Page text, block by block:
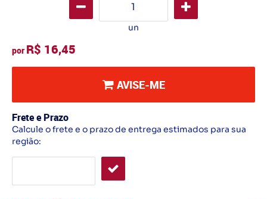
un
por R$ 16,45
AVISE-ME
Frete e Prazo
Calcule o frete e o prazo de entrega estimados para sua
região: